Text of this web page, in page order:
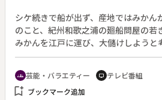
シケ続きで船が出ず、産地ではみかん
のこと、紀州和歌之浦の廻船問屋の若
みかんを江戸に運び、大儲けしようと
し、船は質入している一隻のみ。妻の
質から出し、命知らずの船頭を雇い、
か八かの賭けに出た文左衛門、死に装
満載した船で、シケの中を江戸に向け
groups 芸能・バラエティー tv テレビ番組
bookmark_add ブックマーク追加